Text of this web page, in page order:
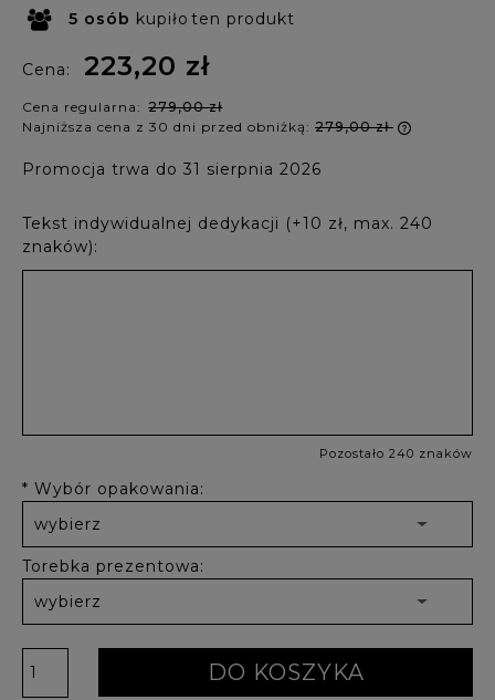
5 osób kupiło ten produkt
Cena: 223,20 zł
Cena regularna: 279,00 zł
Najniższa cena z 30 dni przed obniżką: 279,00 zł
Promocja trwa do 31 sierpnia 2026
Tekst indywidualnej dedykacji (+10 zł, max. 240
znaków):
Pozostało 240 znaków
* Wybór opakowania:
Torebka prezentowa:
DO KOSZYKA